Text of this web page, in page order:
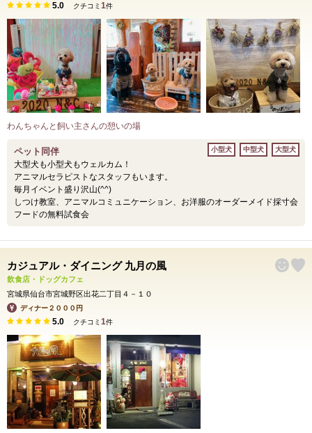
5.0 クチコミ 1件
わんちゃんと飼い主さんの憩いの場
ペット同伴
大型犬も小型犬もウェルカム！
アニマルセラピストなスタッフもいます。
毎月イベント盛り沢山(^^)
しつけ教室、アニマルコミュニケーション、お洋服のオーダーメイド採寸会
フードの無料試食会
小型犬 中型犬 大型犬
カジュアル・ダイニング 九月の風
飲食店・ドッグカフェ
宮城県仙台市宮城野区出花二丁目４－１０
ディナー２０００円
5.0 クチコミ 1件